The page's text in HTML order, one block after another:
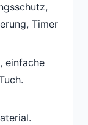
Timer
einfache